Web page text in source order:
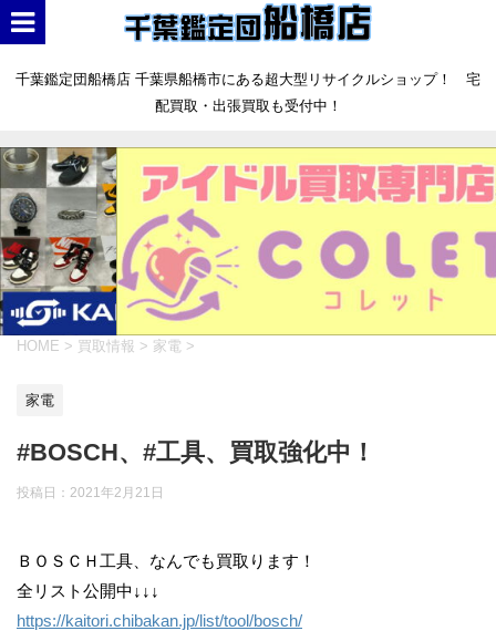
千葉鑑定団船橋店 千葉県船橋市にある超大型リサイクルショップ！ 宅
配買取・出張買取も受付中！
HOME > 買取情報 > 家電 >
家電
#BOSCH、#工具、買取強化中！
投稿日： 2021年2月21日
ＢＯＳＣＨ工具、なんでも買取ります！
全リスト公開中↓↓↓
https://kaitori.chibakan.jp/list/tool/bosch/